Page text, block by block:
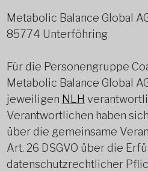
Metabolic Balance Global
85774 Unterföhring
Für die Personengruppe
Metabolic Balance Global
jeweiligen NLH
Verantwortlichen haben
über die gemeinsame
Art. 26 DSGVO über die
datenschutzrechtlicher